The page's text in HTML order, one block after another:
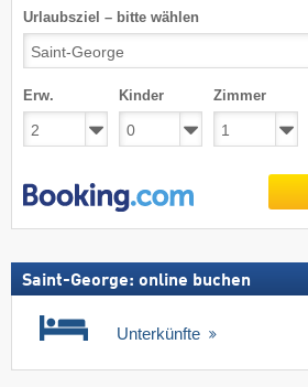
Urlaubsziel – bitte wählen
Erw. Kinder Zimmer
Saint-George: online buchen
Unterkünfte